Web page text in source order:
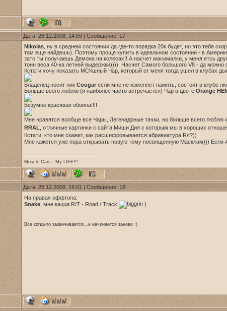
Дата: 28.12.2008, 14:59 | Сообщение: 17
Nikolas , ну в среднем состоянии да где-то порядка 20к будет, но это тебе
там еще найдешь). Поэтому проще купить в идеальном состоянии - в
зато ты получаешь Демона на колесах!! А насчет масималки, у меня етсь
тонн веса 40-ка летней выдержки)))). Насчет Самого большого V8 - да можно
Кстати хочу показать МСКшный Чар, который от меня тогда ушел в клубах
Владелец носит ник Cougar если мне не изменяет память, состоит в клубе
Больше всего люблю (и наиболее часто встречается) Чар в цвете Orange
Безумно красивая обоина!!!!
Мне нравятся вообще все Чары, Легенадрные тачки, но больше всего люблю
RRAL , отличные картинки с сайта Миши Дия с которым мы в хороших
Кстати, кто мне скажет, как расшифровывается абривиатура R/t?))
Мне кажется уже пора открывать новую тему посвященную Масклам))) Если
Muscle Cars - My LIFE!!!
Дата: 28.12.2008, 16:01 | Сообщение: 18
На правах оффтопа:
Snake , мне кацца R/T - Road / Track )
Все когда-то заканчивается...и начинается заново :)